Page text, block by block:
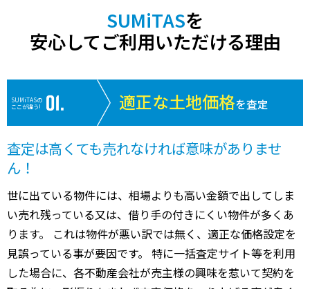
SUMiTASを
安心してご利用いただける理由
SUMiTASの
ここが違う!
適正な土地価格を査定
査定は高くても売れなければ意味がありませ
ん！
世に出ている物件には、相場よりも高い金額で出してしま
い売れ残っている又は、借り手の付きにくい物件が多くあ
ります。 これは物件が悪い訳では無く、適正な価格設定を
見誤っている事が要因です。 特に一括査定サイト等を利用
した場合に、各不動産会社が売主様の興味を惹いて契約を